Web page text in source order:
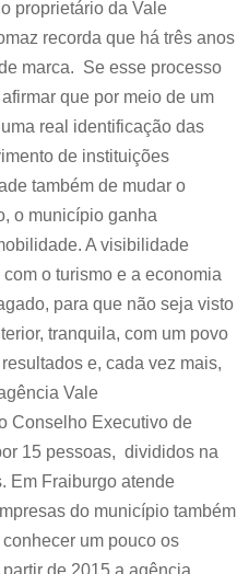
proprietário da Vale
recorda que há três anos
marca. Se esse processo
que por meio de um
real identificação das
de instituições
também de mudar o
o município ganha
A visibilidade
o turismo e a economia
para que não seja visto
tranquila, com um povo
e, cada vez mais,
Vale
Conselho Executivo de
15 pessoas, divididos na
Em Fraiburgo atende
do município também
um pouco os